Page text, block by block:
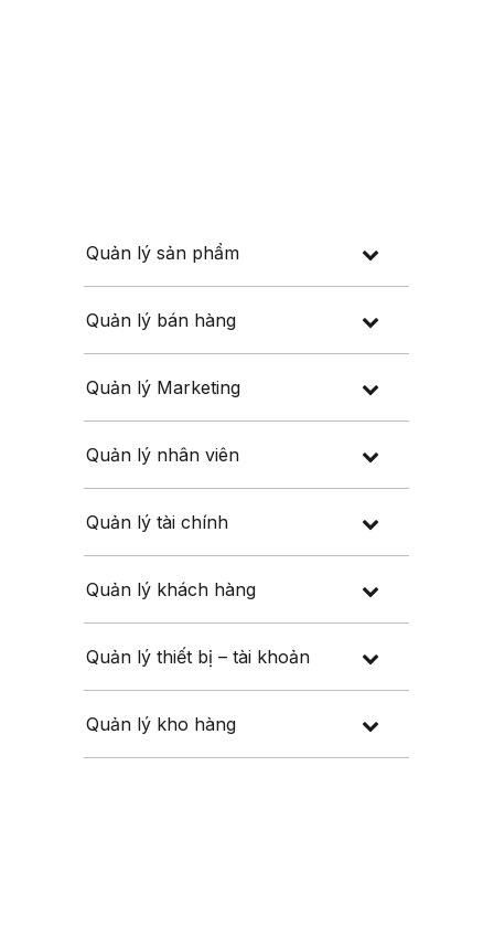
Quản lý sản phẩm
Quản lý bán hàng
Quản lý Marketing
Quản lý nhân viên
Quản lý tài chính
Quản lý khách hàng
Quản lý thiết bị – tài khoản
Quản lý kho hàng